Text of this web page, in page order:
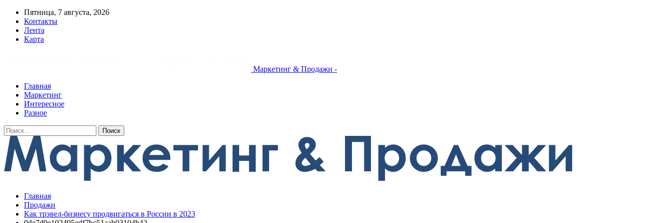
Пятница, 7 августа, 2026
Контакты
Лента
Карта
Маркетинг & Продажи -
Главная
Маркетинг
Интересное
Разное
Главная
Продажи
Как трэвел-бизнесу продвигаться в России в 2023